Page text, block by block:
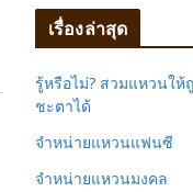
เรื่องล่าสุด
รู้หรือไม่? สวมแหวนให้
ชะตาได้
จำหน่ายแหวนแฟนซี
จำหน่ายแหวนมงคล